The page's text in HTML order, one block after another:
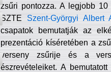
zsűri pontozza. A legjobb
SZTE Szent-Györgyi Albert
csapatok bemutatják az
prezentáció kíséretében a
verseny zsűrije és a
észrevételeiket. A